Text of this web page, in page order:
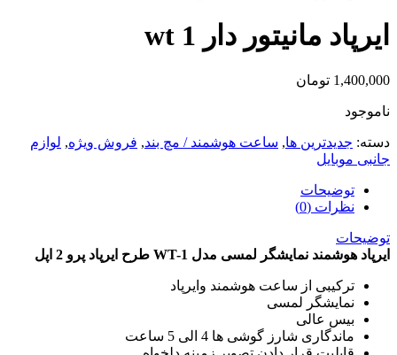
ایرپاد مانیتور دار wt 1
1,400,000 تومان
ناموجود
دسته: جدیدترین ها, ساعت هوشمند / مچ بند, فروش ویژه, لوازم
جانبی موبایل
توضیحات
نظرات (0)
توضیحات
ایرپاد هوشمند نمایشگر لمسی مدل WT-1 طرح ایرپاد پرو 2 اپل
ترکیبی از ساعت هوشمند وایرپاد
نمایشگر لمسی
بیس عالی
ماندگاری شارز گوشی ها 4 الی 5 ساعت